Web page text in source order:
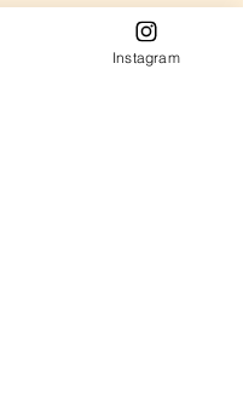
Instagram